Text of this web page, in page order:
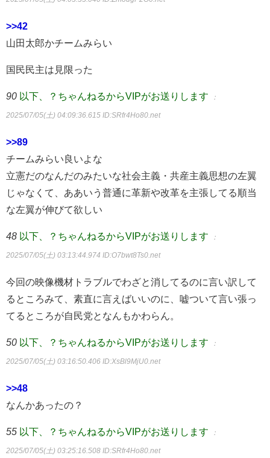
>>42
山田太郎かチームみらい
国民民主は見限った
90 以下、？ちゃんねるからVIPがお送りします ：
2025/07/05(土) 04:09:36.615 ID:SRfr4Ho80.net
>>89
チームみらい良いよな
立憲だのなんだのみたいな社会主義・共産主義思想の左翼
じゃなくて、ああいう普通に革新や改革を主張してる順当
な左翼が伸びて欲しい
48 以下、？ちゃんねるからVIPがお送りします ：
2025/07/05(土) 03:13:44.974 ID:O7bwt8Ts0.net
今回の映像機材トラブルでわざと消してるのに言い訳して
るところみて、素直に言えばいいのに、嘘ついて言い張っ
てるところが自民党となんもかわらん。
50 以下、？ちゃんねるからVIPがお送りします ：
2025/07/05(土) 03:16:50.406 ID:XsBl9MjU0.net
>>48
なんかあったの？
55 以下、？ちゃんねるからVIPがお送りします ：
2025/07/05(土) 03:25:16.508 ID:SRfr4Ho80.net